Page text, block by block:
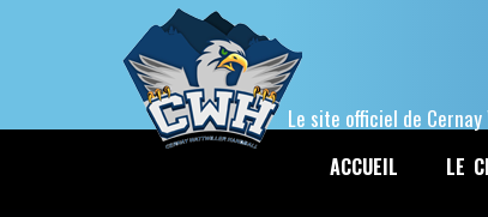
Le site officiel de
ACCUEIL LE